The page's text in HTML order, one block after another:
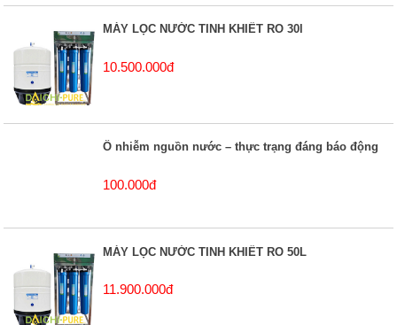
MÁY LỌC NƯỚC TINH KHIẾT RO 30l
10.500.000đ
Ô nhiễm nguồn nước – thực trạng đáng báo động
100.000đ
MÁY LỌC NƯỚC TINH KHIẾT RO 50L
11.900.000đ